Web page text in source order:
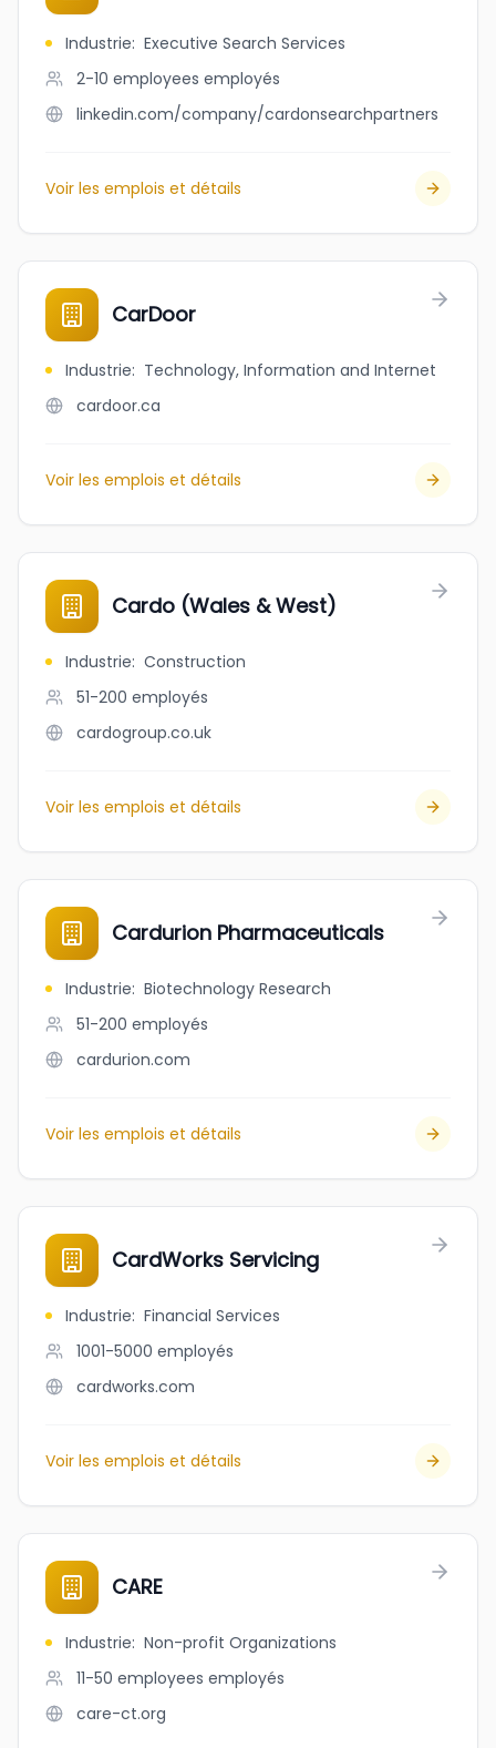
Industrie: Executive Search Services
2-10 employees employés
linkedin.com/company/cardonsearchpartners
Voir les emplois et détails
CarDoor
Industrie: Technology, Information and Internet
cardoor.ca
Voir les emplois et détails
Cardo (Wales & West)
Industrie: Construction
51-200 employés
cardogroup.co.uk
Voir les emplois et détails
Cardurion Pharmaceuticals
Industrie: Biotechnology Research
51-200 employés
cardurion.com
Voir les emplois et détails
CardWorks Servicing
Industrie: Financial Services
1001-5000 employés
cardworks.com
Voir les emplois et détails
CARE
Industrie: Non-profit Organizations
11-50 employees employés
care-ct.org